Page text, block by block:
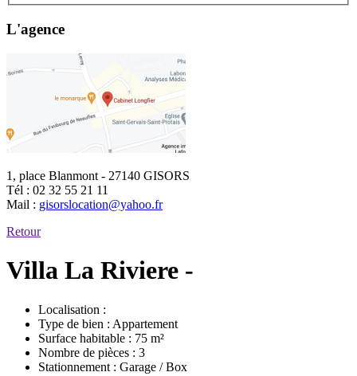
L'agence
1, place Blanmont - 27140 GISORS
Tél : 02 32 55 21 11
Mail : gisorslocation@yahoo.fr
Retour
Villa La Riviere -
Localisation :
Type de bien : Appartement
Surface habitable : 75 m²
Nombre de pièces : 3
Stationnement : Garage / Box